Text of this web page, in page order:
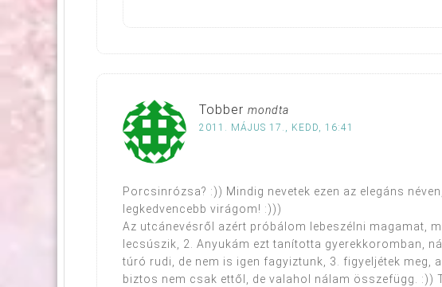
Tobber mondta
2011. MÁJUS 17., KEDD, 16:41
Porcsinrózsa? :)) Mindig nevetek ezen az elegáns
legkedvencebb virágom! :)))
Az utcánevésről azért próbálom lebeszélni magamat,
lecsúszik, 2. Anyukám ezt tanította gyerekkoromban,
túró rudi, de nem is igen fagyiztunk, 3. figyeljétek meg,
biztos nem csak ettől, de valahol nálam összefügg.